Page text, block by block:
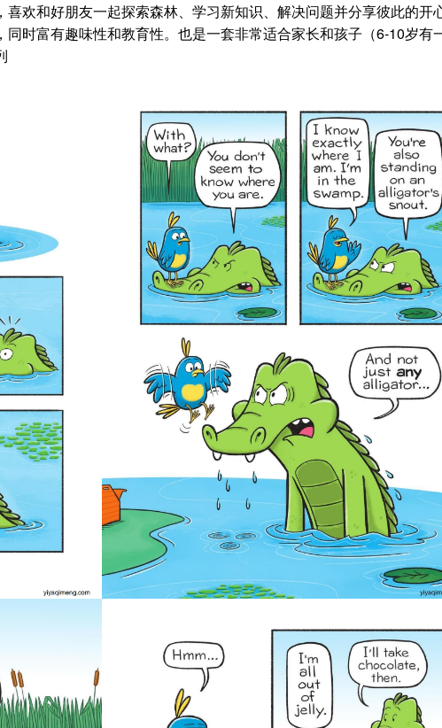
欢和好朋友一起探索森林、学习新知识、解决问题并分享彼此的开
时富有趣味性和教育性。也是一套非常适合家长和孩子（6-10岁有